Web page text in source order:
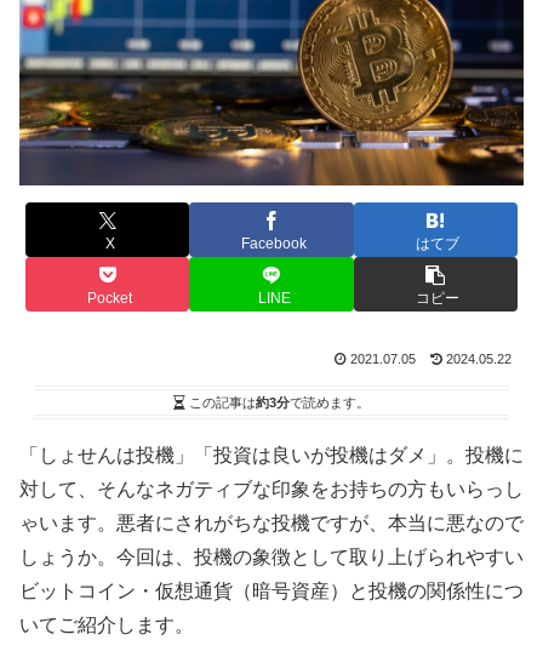
X Facebook はてブ
Pocket LINE コピー
2021.07.05 2024.05.22
この記事は約3分で読めます。
「しょせんは投機」「投資は良いが投機はダメ」。投機に
対して、そんなネガティブな印象をお持ちの方もいらっし
ゃいます。悪者にされがちな投機ですが、本当に悪なので
しょうか。今回は、投機の象徴として取り上げられやすい
ビットコイン・仮想通貨（暗号資産）と投機の関係性につ
いてご紹介します。